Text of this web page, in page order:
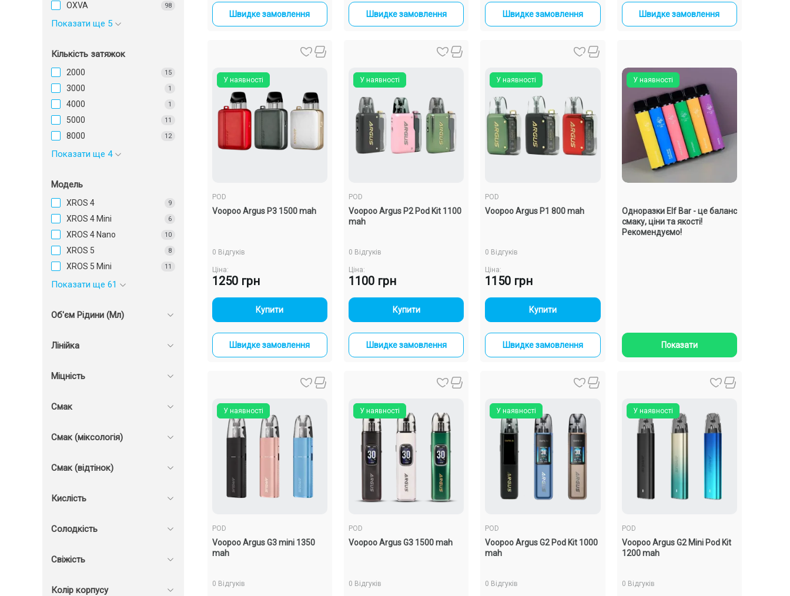
OXVA 98
Показати ще 5
Кількість затяжок
2000 15
3000 1
4000 1
5000 11
8000 12
Показати ще 4
Модель
XROS 4 9
XROS 4 Mini 6
XROS 4 Nano 10
XROS 5 8
XROS 5 Mini 11
Показати ще 61
Об'єм Рідини (Мл)
Лінійка
Міцність
Смак
Смак (міксологія)
Смак (відтінок)
Кислість
Солодкість
Свіжість
Колір корпусу
Швидке замовлення Швидке замовлення Швидке замовлення Швидке замовлення
У наявності
POD
Voopoo Argus P3 1500 mah
0 Відгуків
Ціна:
1250 грн
- +
Купити
Швидке замовлення
У наявності
POD
Voopoo Argus P2 Pod Kit 1100
mah
0 Відгуків
Ціна:
1100 грн
- +
Купити
Швидке замовлення
У наявності
POD
Voopoo Argus P1 800 mah
0 Відгуків
Ціна:
1150 грн
- +
Купити
Швидке замовлення
У наявності
Одноразки Elf Bar - це баланс
смаку, ціни та якості!
Рекомендуємо!
Показати
У наявності
POD
Voopoo Argus G3 mini 1350
mah
0 Відгуків
У наявності
POD
Voopoo Argus G3 1500 mah
0 Відгуків
У наявності
POD
Voopoo Argus G2 Pod Kit 1000
mah
0 Відгуків
У наявності
POD
Voopoo Argus G2 Mini Pod Kit
1200 mah
0 Відгуків